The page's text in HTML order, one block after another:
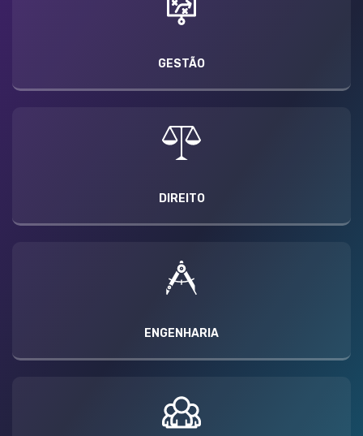
GESTÃO
DIREITO
ENGENHARIA